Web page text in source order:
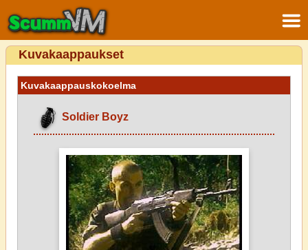
Kuvakaappaukset
Kuvakaappauskokoelma
Soldier Boyz